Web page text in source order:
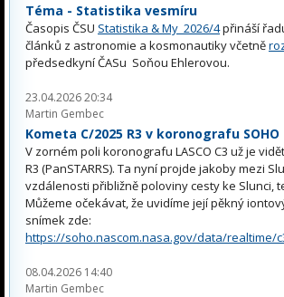
Téma - Statistika vesmíru
Časopis ČSU Statistika & My 2026/4přináší
článků z astronomie a kosmonautiky včetně
předsedkyní ČASu Soňou Ehlerovou.
23.04.2026 20:34
Martin Gembec
Kometa C/2025 R3 v koronografu SOHO
V zorném poli koronografu LASCO C3 už je
R3 (PanSTARRS). Ta nyní projde jakoby mezi
vzdálenosti přibližně poloviny cesty ke Slunci,
Můžeme očekávat, že uvidíme její pěkný
snímek zde:
https://soho.nascom.nasa.gov/data/realtime/
08.04.2026 14:40
Martin Gembec